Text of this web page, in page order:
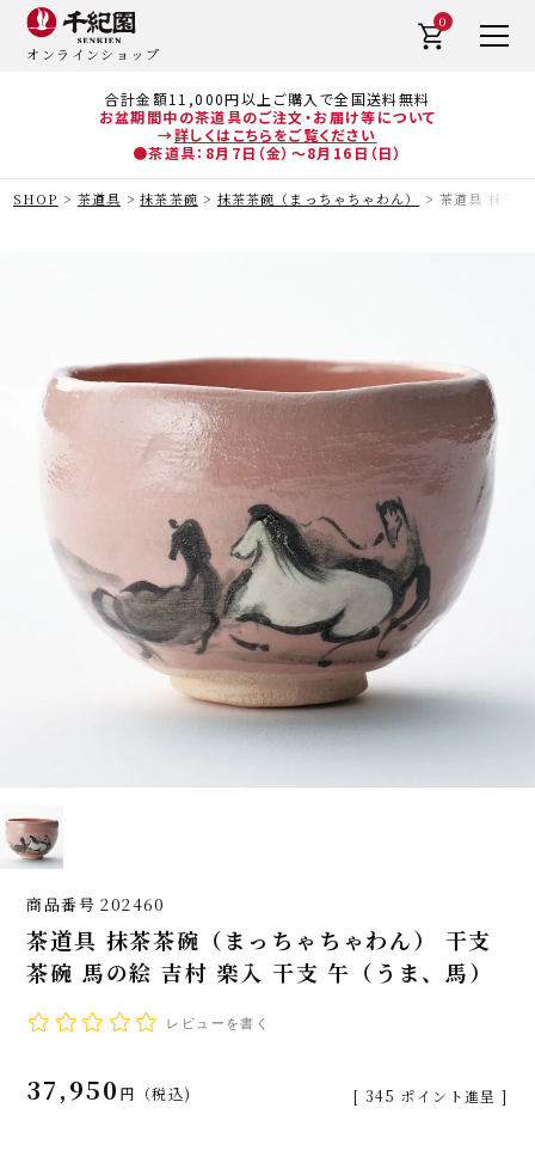
合計金額11,000円以上ご購入で全国送料無料
お盆期間中の茶道具のご注文・お届け等について
→詳しくはこちらをご覧ください
●茶道具：8月7日（金）～8月16日（日）
オンラインショップ
0
SHOP 茶道具 抹茶茶碗 抹茶茶碗（まっちゃちゃわん） 茶道具 抹茶
商品番号 202460
茶道具 抹茶茶碗（まっちゃちゃわん） 干支
茶碗 馬の絵 吉村 楽入 干支 午（うま、馬）
レビューを書く
37,950 税込 [ 345 ポイント進呈 ]